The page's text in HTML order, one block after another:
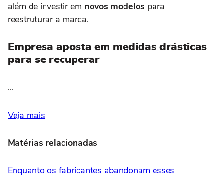
além de investir em novos modelos para
reestruturar a marca.
Empresa aposta em medidas drásticas
para se recuperar
...
Veja mais
Matérias relacionadas
Enquanto os fabricantes abandonam esses